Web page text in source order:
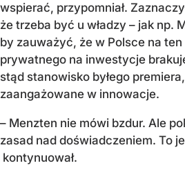
wspierać, przypomniał.
że trzeba być u władzy – jak np.
by zauważyć, że w Polsce na ten
prywatnego na inwestycje
stąd stanowisko byłego
zaangażowane w innowacje.
– Menzten nie mówi bzdur. Ale
zasad nad doświadczeniem. To
kontynuował.